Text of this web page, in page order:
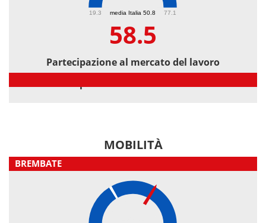
media Italia 50.8
19.3 77.1
58.5
Partecipazione al mercato del lavoro
MOBILITÀ
BREMBATE